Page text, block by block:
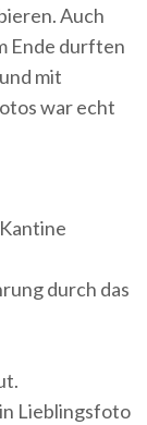
Auch
Ende durften
mit
war echt
durch das
Lieblingsfoto